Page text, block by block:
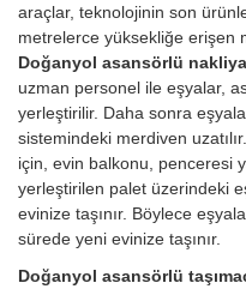
araçlar, teknolojinin son
metrelerce yüksekliğe erişen
Doğanyol asansörlü
uzman personel ile eşyalar,
yerleştirilir. Daha sonra
sistemindeki merdiven
için, evin balkonu, penceresi
yerleştirilen palet üzerindeki
evinize taşınır. Böylece
sürede yeni evinize taşınır.
Doğanyol asansörlü